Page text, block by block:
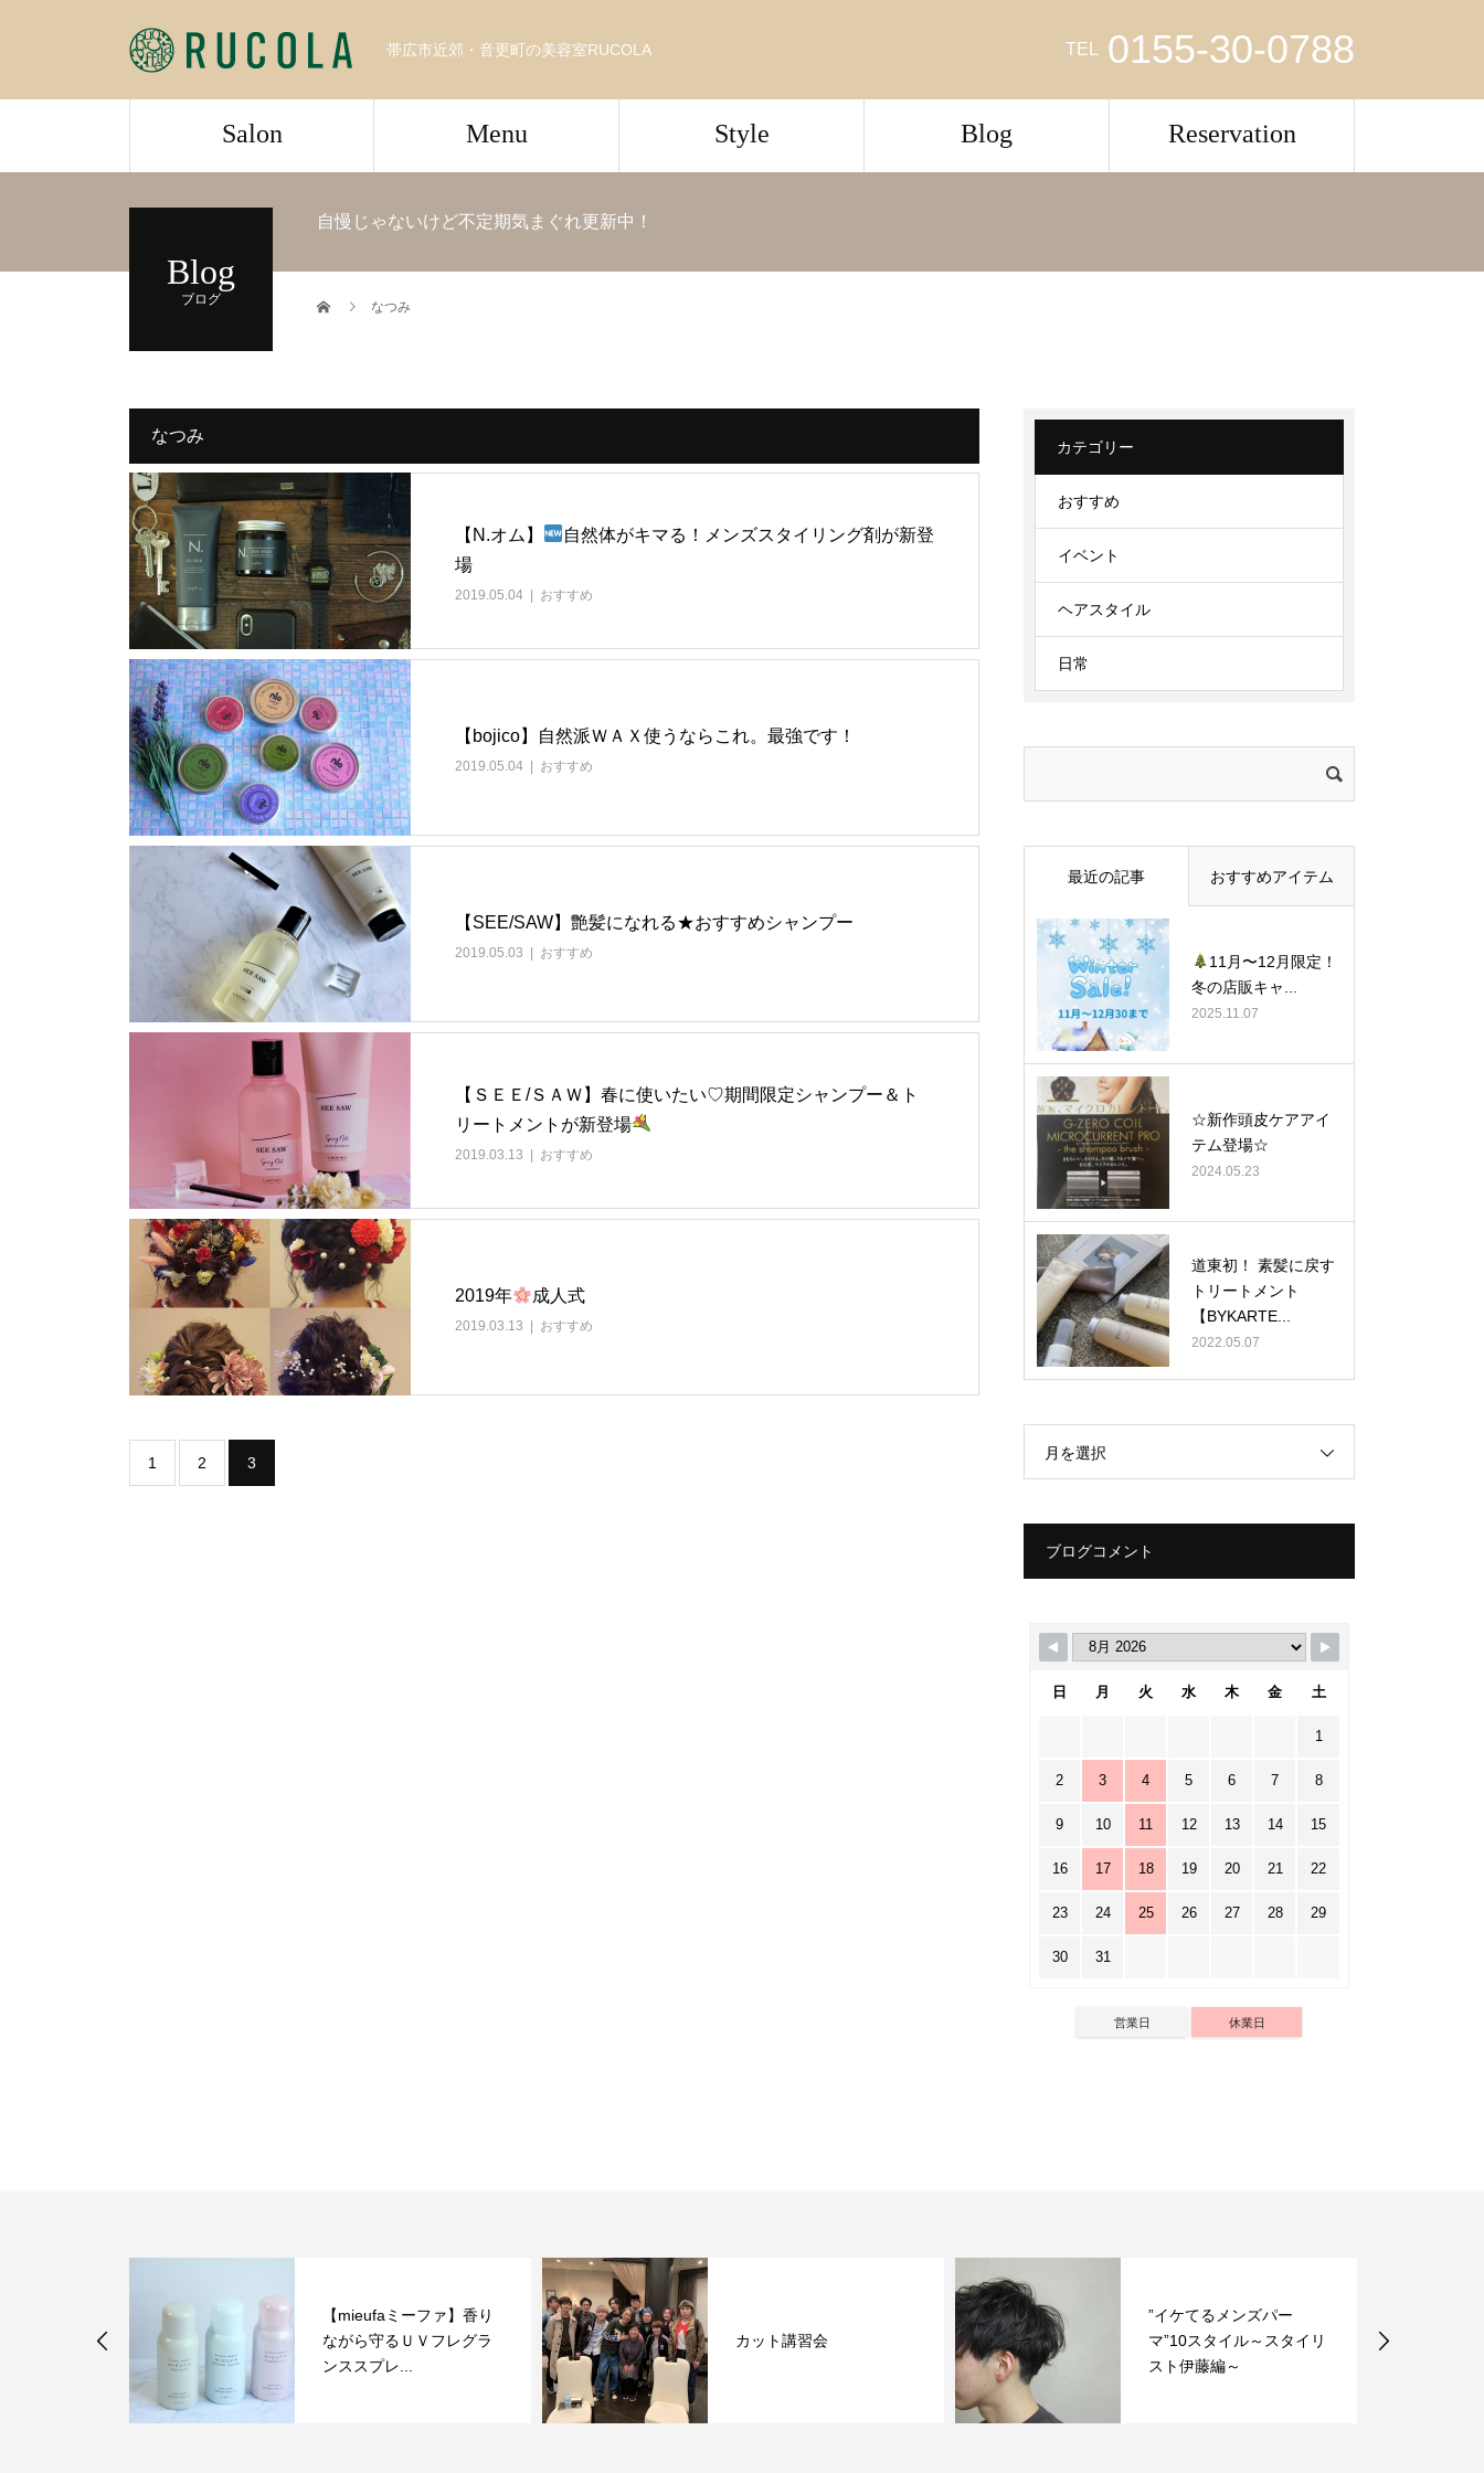
帯広市近郊・音更町の美容室RUCOLA TEL 0155-30-0788
Salon Menu Style Blog Reservation
Blog
ブログ
自慢じゃないけど不定期気まぐれ更新中！
なつみ
なつみ
【N.オム】
自然体がキマる！メンズスタイリング剤が新登
場
2019.05.04 おすすめ
【bojico】自然派ＷＡＸ使うならこれ。最強です！
2019.05.04 おすすめ
【SEE/SAW】艶髪になれる★おすすめシャンプー
2019.05.03 おすすめ
【ＳＥＥ/ＳＡＷ】春に使いたい♡期間限定シャンプー＆ト
リートメントが新登場
2019.03.13 おすすめ
2019年 成人式
2019.03.13 おすすめ
1 2 3
カテゴリー
おすすめ
イベント
ヘアスタイル
日常
最近の記事 おすすめアイテム
11月〜12月限定！
冬の店販キャ...
2025.11.07
☆新作頭皮ケアアイ
テム登場☆
2024.05.23
道東初！ 素髪に戻す
トリートメント
【BYKARTE...
2022.05.07
月を選択
ブログコメント
日 月 火 水 木 金 土
1
2 3 4 5 6 7 8
9 10 11 12 13 14 15
16 17 18 19 20 21 22
23 24 25 26 27 28 29
30 31
営業日 休業日
【mieufaミーファ】香り
ながら守るＵＶフレグラ
ンススプレ...
カット講習会
”イケてるメンズパー
マ”10スタイル～スタイリ
スト伊藤編～